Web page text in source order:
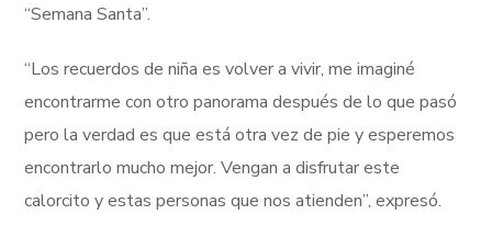
“Semana Santa”.
“Los recuerdos de niña es volver a vivir, me imaginé
encontrarme con otro panorama después de lo que pasó
pero la verdad es que está otra vez de pie y esperemos
encontrarlo mucho mejor. Vengan a disfrutar este
calorcito y estas personas que nos atienden”, expresó.